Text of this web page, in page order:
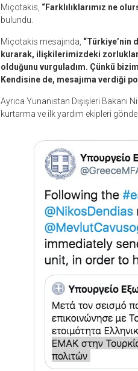
Miçotakis, “Farklılıklarımız ne
bulundu.
Miçotakis mesajında, “Türkiye’nin
kurarak, ilişkilerimizdeki
olduğunu vurguladım. Çünkü
Kendisine de, mesajıma verdiği
Ayrıca Yunanistan Dışişleri Bakanı
kurtarma ve ilk yardım ekipleri